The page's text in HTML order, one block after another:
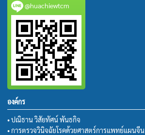
@huachiewtcm
องค์กร
• ปณิธาน วิสัยทัศน์ พันธกิจ
• การตรวจวินิจฉัยโรคด้วยศาสตร์การแพทย์แผนจีน